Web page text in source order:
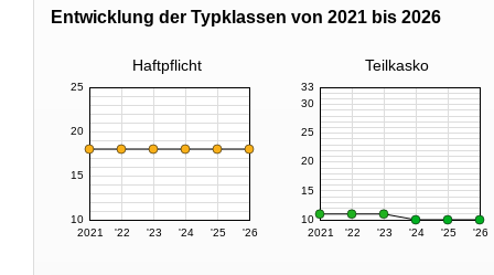
Entwicklung der Typklassen von 2021 bis 2026
Haftpflicht Teilkasko
2021 '22 '23 '24 '25 '26
10
15
20
25
2021 '22 '23 '24 '25 '26
10
15
20
25
30
33